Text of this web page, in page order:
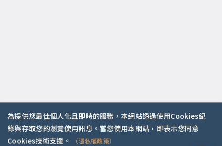
聯絡資訊
為提供您最佳個人化且即時的服務，本網站透過使用Cookies紀
錄與存取您的瀏覽使用訊息。當您使用本網站，即表示您同意
Cookies技術支援。
（隱私權政策）